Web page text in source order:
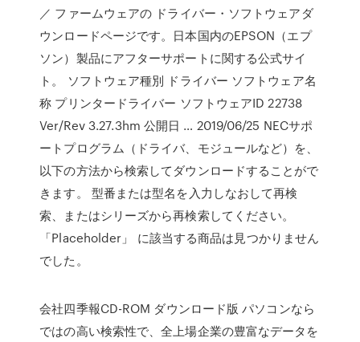
／ ファームウェアの ドライバー・ソフトウェアダ
ウンロードページです。日本国内のEPSON（エプ
ソン）製品にアフターサポートに関する公式サイ
ト。 ソフトウェア種別 ドライバー ソフトウェア名
称 プリンタードライバー ソフトウェアID 22738
Ver/Rev 3.27.3hm 公開日 … 2019/06/25 NECサポ
ートプログラム（ドライバ、モジュールなど）を、
以下の方法から検索してダウンロードすることがで
きます。 型番または型名を入力しなおして再検
索、またはシリーズから再検索してください。
「Placeholder」 に該当する商品は見つかりません
でした。
会社四季報CD-ROM ダウンロード版 パソコンなら
ではの高い検索性で、全上場企業の豊富なデータを